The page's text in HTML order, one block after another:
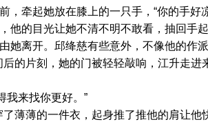
牵起她放在膝上的一只手，“你的手好
的目光让她不清不明不敢看，抽回手起
离开。邱绛慈有些意外，不像他的作
的片刻，她的门被轻轻敲响，江升走
来找你更好。”
薄的一件衣，起身推了推他的肩让他